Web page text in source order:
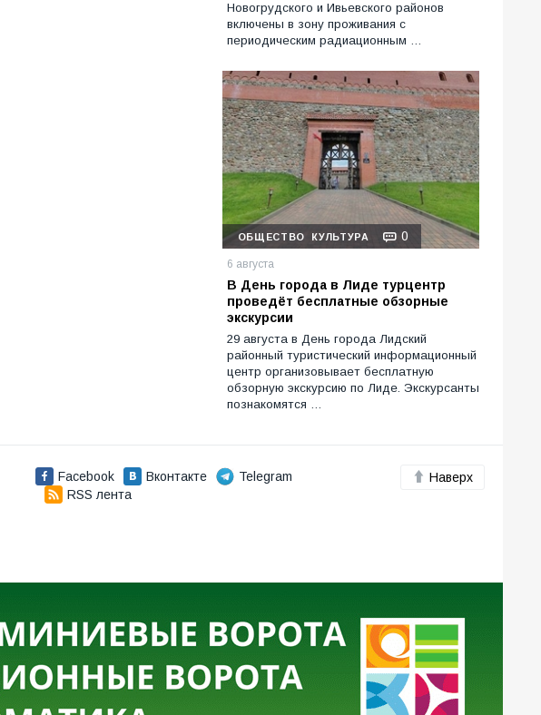
Новогрудского и Ивьевского районов
включены в зону проживания с
периодическим радиационным …
ОБЩЕСТВО КУЛЬТУРА 0
6 августа
В День города в Лиде турцентр
проведёт бесплатные обзорные
экскурсии
29 августа в День города Лидский
районный туристический информационный
центр организовывает бесплатную
обзорную экскурсию по Лиде. Экскурсанты
познакомятся …
Facebook Вконтакте
Telegram
RSS лента
Наверх